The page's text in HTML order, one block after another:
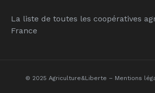
La liste de toutes les coopératives
France
© 2025 Agriculture&Liberte – Mentions